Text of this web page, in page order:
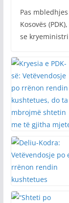
Pas
Kosovës
se